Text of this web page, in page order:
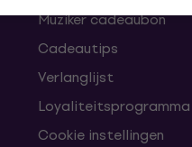
Muziker cadeaubon
Cadeautips
Verlanglijst
Loyaliteitsprogramma
Cookie instellingen